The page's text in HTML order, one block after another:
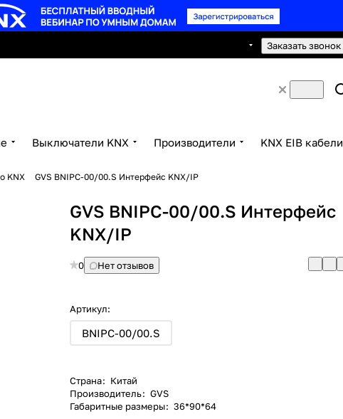
Заказать звонок
Выключатели KNX Производители KNX EIB кабели
KNX GVS BNIPC-00/00.S Интерфейс KNX/IP
GVS BNIPC-00/00.S Интерфейс
KNX/IP
0 Нет отзывов
Артикул:
BNIPC-00/00.S
Страна: Китай
Производитель: GVS
Габаритные размеры: 36*90*64